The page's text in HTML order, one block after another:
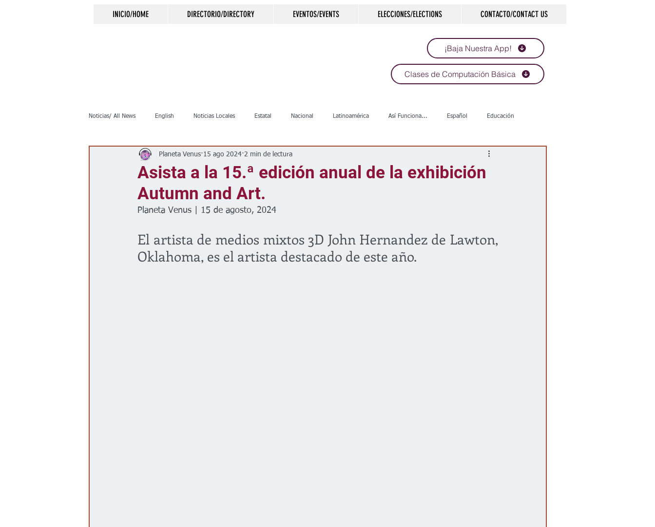
INICIO/HOME DIRECTORIO/DIRECTORY EVENTOS/EVENTS ELECCIONES/ELECTIONS CONTACTO/CONTACT US
¡Baja Nuestra App!
Clases de Computación Básica
Noticias/ All News English Noticias Locales Estatal Nacional Latinoamérica Así Funciona... Español Educación
Inmigración Crimen Negocios Salud Arte & Cultura
Vivienda Escuelas
Asista a la 15.ª edición anual de la exhibición
Autumn and Art.
Planeta Venus 15 ago 2024 2 min de lectura
Planeta Venus | 15 de agosto, 2024
El artista de medios mixtos 3D John Hernandez de Lawton,
Oklahoma, es el artista destacado de este año.